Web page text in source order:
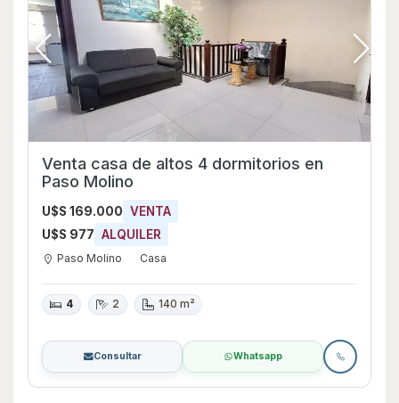
Venta casa de altos 4 dormitorios en
Paso Molino
U$S 169.000 VENTA
U$S 977 ALQUILER
Paso Molino Casa
4 2 140 m²
Consultar Whatsapp